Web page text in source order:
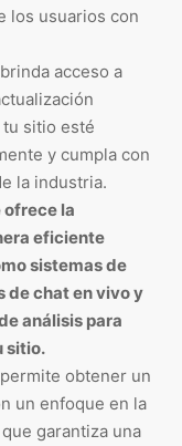
los usuarios con
acceso a
sitio esté
y cumpla con
la industria.
ofrece la
eficiente
sistemas de
de chat en vivo y
análisis para
sitio.
obtener un
un enfoque en la
garantiza una